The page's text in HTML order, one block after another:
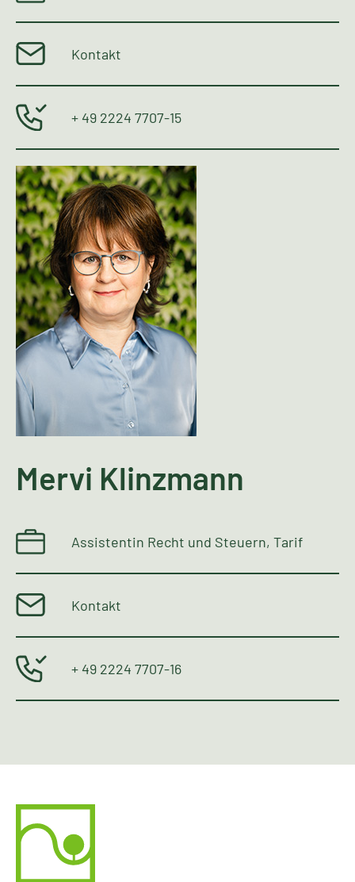
Kontakt
+ 49 2224 7707-15
Mervi Klinzmann
Assistentin Recht und Steuern, Tarif
Kontakt
+ 49 2224 7707-16